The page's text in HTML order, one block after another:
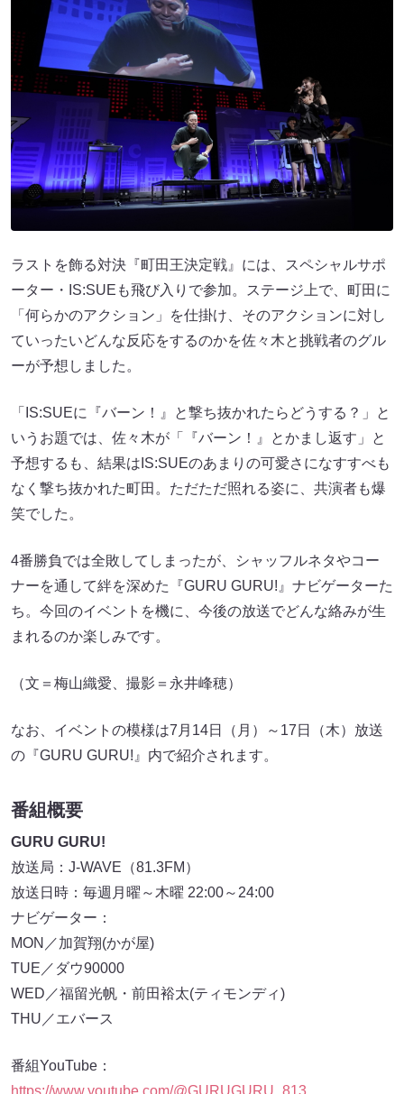
ラストを飾る対決『町田王決定戦』には、スペシャルサポ
ーター・IS:SUEも飛び入りで参加。ステージ上で、町田に
「何らかのアクション」を仕掛け、そのアクションに対し
ていったいどんな反応をするのかを佐々木と挑戦者のグル
ーが予想しました。
「IS:SUEに『バーン！』と撃ち抜かれたらどうする？」と
いうお題では、佐々木が「『バーン！』とかまし返す」と
予想するも、結果はIS:SUEのあまりの可愛さになすすべも
なく撃ち抜かれた町田。ただただ照れる姿に、共演者も爆
笑でした。
4番勝負では全敗してしまったが、シャッフルネタやコー
ナーを通して絆を深めた『GURU GURU!』ナビゲーターた
ち。今回のイベントを機に、今後の放送でどんな絡みが生
まれるのか楽しみです。
（文＝梅山織愛、撮影＝永井峰穂）
なお、イベントの模様は7月14日（月）～17日（木）放送
の『GURU GURU!』内で紹介されます。
番組概要
GURU GURU!
放送局：J-WAVE（81.3FM）
放送日時：毎週月曜～木曜 22:00～24:00
ナビゲーター：
MON／加賀翔(かが屋)
TUE／ダウ90000
WED／福留光帆・前田裕太(ティモンディ)
THU／エバース
番組YouTube：